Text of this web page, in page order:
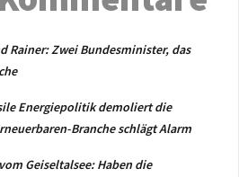
Rainer: Zwei Bundesminister, das
Energiepolitik demoliert die
Branche schlägt Alarm
Geiseltalsee: Haben die